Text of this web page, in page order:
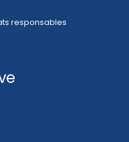
responsables